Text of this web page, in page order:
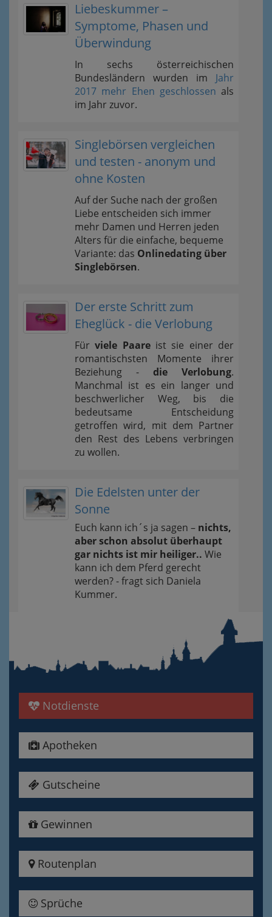
Liebeskummer –
Symptome, Phasen und
Überwindung
In sechs österreichischen
Bundesländern wurden im Jahr
2017 mehr Ehen geschlossen als
im Jahr zuvor.
Singlebörsen vergleichen
und testen - anonym und
ohne Kosten
Auf der Suche nach der großen
Liebe entscheiden sich immer
mehr Damen und Herren jeden
Alters für die einfache, bequeme
Variante: das Onlinedating über
Singlebörsen.
Der erste Schritt zum
Eheglück - die Verlobung
Fürviele Paareist sie einer der
romantischsten Momente ihrer
Beziehung - die Verlobung.
Manchmal ist es ein langer und
beschwerlicher Weg, bis die
bedeutsame Entscheidung
getroffen wird, mit dem Partner
den Rest des Lebens verbringen
zu wollen.
Die Edelsten unter der
Sonne
Euch kann ich´s ja sagen – nichts,
aber schon absolut überhaupt
gar nichts ist mir heiliger.. Wie
kann ich dem Pferd gerecht
werden? - fragt sich Daniela
Kummer.
Notdienste
Apotheken
Gutscheine
Gewinnen
Routenplan
Sprüche